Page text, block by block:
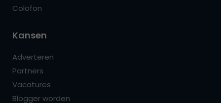
Colofon
Kansen
Adverteren
Partners
Vacatures
Blogger worden